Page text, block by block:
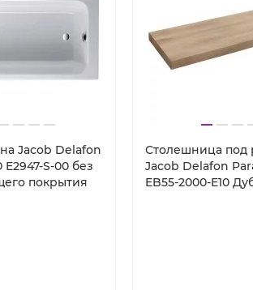
Jacob Delafon
E2947-S-00 без
покрытия
Столешница под
Jacob Delafon
EB55-2000-E10